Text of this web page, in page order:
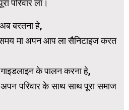
परिवार ला।
बरतना हे,
मा अपन आप ला सैनिटाइज करत
के पालन करना हे,
परिवार के साथ साथ पूरा समाज